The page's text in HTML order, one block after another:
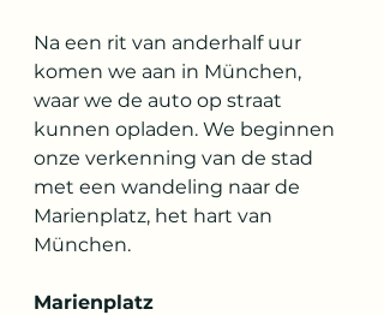
Na een rit van anderhalf uur
komen we aan in München,
waar we de auto op straat
kunnen opladen. We beginnen
onze verkenning van de stad
met een wandeling naar de
Marienplatz, het hart van
München.
Marienplatz